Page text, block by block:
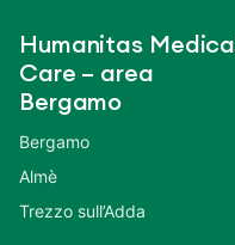
Humanitas Medical
Care – area
Bergamo
Bergamo
Almè
Trezzo sull’Adda